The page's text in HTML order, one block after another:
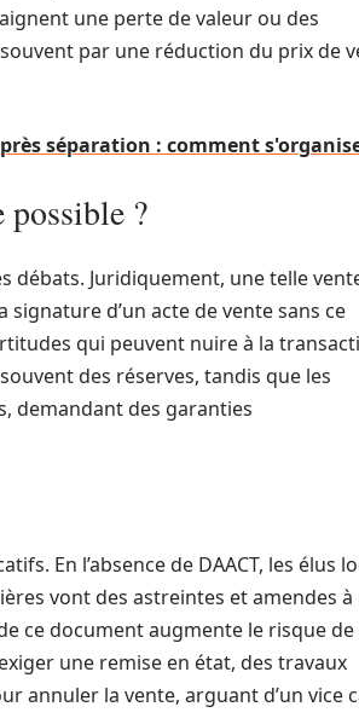
une perte de valeur ou des
par une réduction du prix de
séparation : comment
possible ?
débats. Juridiquement, une telle
signature d’un acte de vente sans ce
qui peuvent nuire à la
des réserves, tandis que les
demandant des garanties
En l’absence de DAACT, les élus
vont des astreintes et amendes à
ce document augmente le risque de
une remise en état, des travaux
annuler la vente, arguant d’un vice